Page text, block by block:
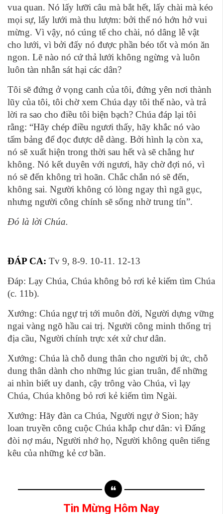
vua quan. Nó lấy lưỡi câu mà bắt hết, lấy chài mà kéo
mọi sự, lấy lưới mà thu lượm: bởi thế nó hớn hở vui
mừng. Vì vậy, nó cúng tế cho chài, nó dâng lễ vật
cho lưới, vì bởi đấy nó được phần béo tốt và món ăn
ngon. Lẽ nào nó cứ thả lưới không ngừng và luôn
luôn tàn nhẫn sát hại các dân?
Tôi sẽ đứng ở vọng canh của tôi, đứng yên nơi thành
lũy của tôi, tôi chờ xem Chúa dạy tôi thế nào, và trả
lời ra sao cho điều tôi biện bạch? Chúa đáp lại tôi
rằng: “Hãy chép điều ngươi thấy, hãy khắc nó vào
tấm bảng để đọc được dễ dàng. Bởi hình lạ còn xa,
nó sẽ xuất hiện trong thời sau hết và sẽ chẳng hư
không. Nó kết duyên với ngươi, hãy chờ đợi nó, vì
nó sẽ đến không trì hoãn. Chắc chắn nó sẽ đến,
không sai. Người không có lòng ngay thì ngã gục,
nhưng người công chính sẽ sống nhờ trung tín”.
Ðó là lời Chúa.
ĐÁP CA: Tv 9, 8-9. 10-11. 12-13
Ðáp: Lạy Chúa, Chúa không bỏ rơi kẻ kiếm tìm Chúa
(c. 11b).
Xướng: Chúa ngự trị tới muôn đời, Người dựng vững
ngai vàng ngõ hầu cai trị. Người công minh thống trị
địa cầu, Người chính trực xét xử chư dân.
Xướng: Chúa là chỗ dung thân cho người bị ức, chỗ
dung thân dành cho những lúc gian truân, để những
ai nhìn biết uy danh, cậy trông vào Chúa, vì lạy
Chúa, Chúa không bỏ rơi kẻ kiếm tìm Ngài.
Xướng: Hãy đàn ca Chúa, Người ngự ở Sion; hãy
loan truyền công cuộc Chúa khắp chư dân: vì Ðấng
đòi nợ máu, Người nhớ họ, Người không quên tiếng
kêu của những kẻ cơ bần.
Tin Mừng Hôm Nay